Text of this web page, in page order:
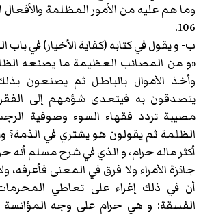
وما هم عليه من الأمور المظلمة
106.
ب- و يقول في كتابه (كفاية الأخيار) في باب
«و من المصائب العظيمة ما يصنعه
وأخذ الأموال بالباطل ثم يصنعون
يتصدقون به فيتعدى شؤمهم إلى
مصيبة تردد فقهاء السوء وصوفية
الظلمة ثم يقولون هو يشتري في الذمة؟
أكثر ماله حرام، و الذي في شرح مسلم أنه
جائزة الأمراء ولا فرق في المعنى فأعرفه،
أن في ذلك إغراء على تعاطي
الفسقة: و هي حرام على وجه المؤانسة